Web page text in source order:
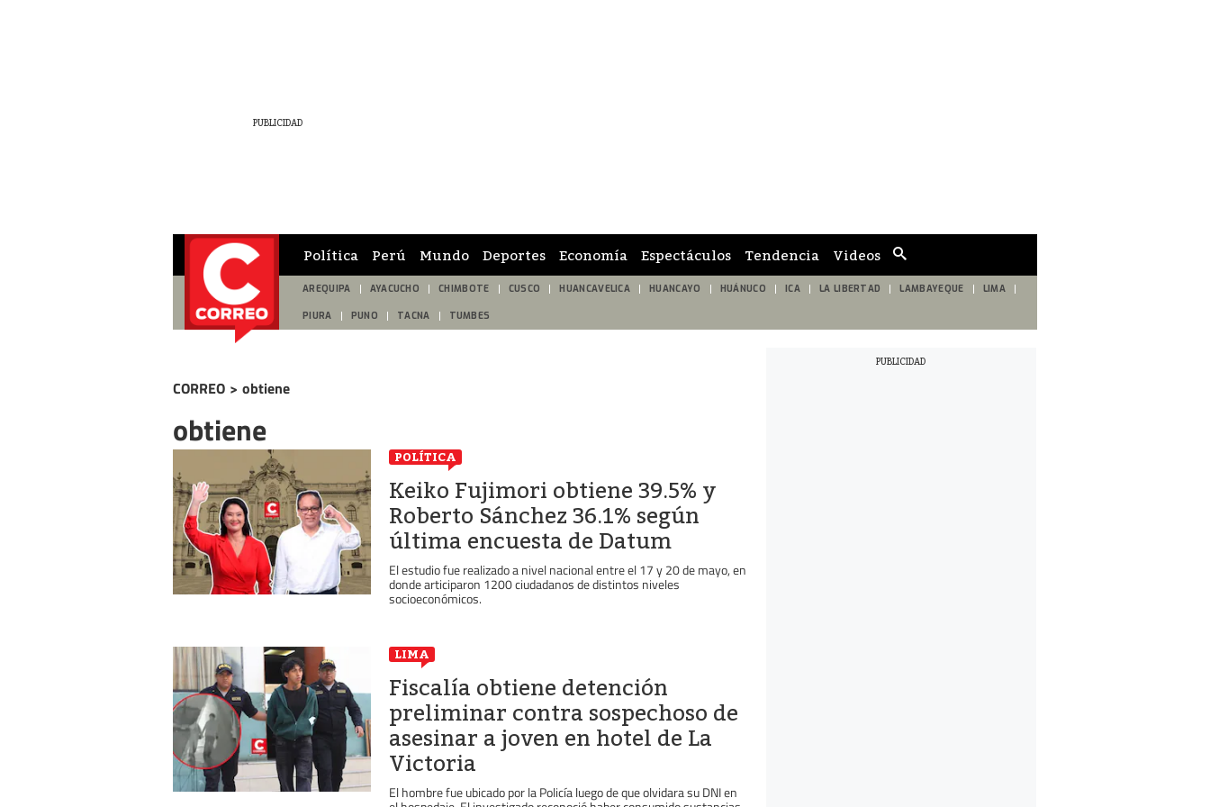
de
búsqueda
Política Perú Mundo Deportes Economía Espectáculos Tendencia Videos
AREQUIPA AYACUCHO CHIMBOTE CUSCO HUANCAVELICA HUANCAYO HUÁNUCO ICA LA LIBERTAD LAMBAYEQUE LIMA
PIURA PUNO TACNA TUMBES
CORREO > obtiene
obtiene
POLÍTICA
Keiko Fujimori obtiene 39.5% y
Roberto Sánchez 36.1% según
última encuesta de Datum
El estudio fue realizado a nivel nacional entre el 17 y 20 de mayo, en
donde articiparon 1200 ciudadanos de distintos niveles
socioeconómicos.
LIMA
Fiscalía obtiene detención
preliminar contra sospechoso de
asesinar a joven en hotel de La
Victoria
El hombre fue ubicado por la Policía luego de que olvidara su DNI en